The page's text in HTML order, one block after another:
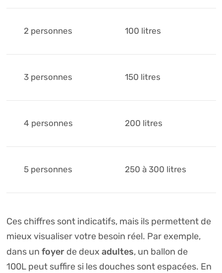
2 personnes 100 litres
3 personnes 150 litres
4 personnes 200 litres
5 personnes 250 à 300 litres
Ces chiffres sont indicatifs, mais ils permettent de
mieux visualiser votre besoin réel. Par exemple,
dans un foyerde deux adultes, un ballon de
100L peut suffire si les douches sont espacées. En